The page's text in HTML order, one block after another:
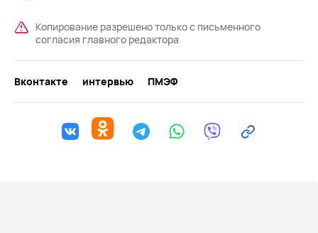
Копирование разрешено только с письменного
согласия главного редактора
Вконтакте интервью ПМЭФ